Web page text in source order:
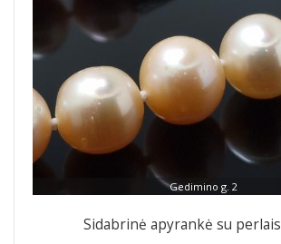
Gedimino g. 2
Sidabrinė apyrankė su perlais